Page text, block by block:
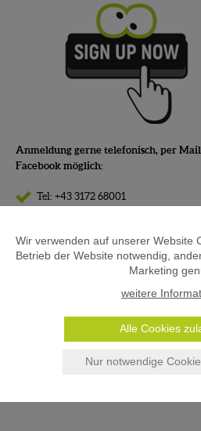
Anmeldung gerne telefonisch, per
Facebook möglich:
Tel: +43 3172 68001
zum Kontaktformular
Wir verwenden auf unserer Website
Betrieb der Website notwendig,
Marketing
weitere
Alle Cookies
Nur notwendige